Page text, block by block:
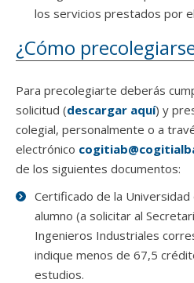
los servicios prestados por
¿Cómo
Para precolegiarte deberás
solicitud (descargar aquí) y
colegial, personalmente o a
electrónico
de los siguientes documentos:
Certificado de la
alumno (a solicitar al
Ingenieros Industriales
indique menos de 67,5
estudios.